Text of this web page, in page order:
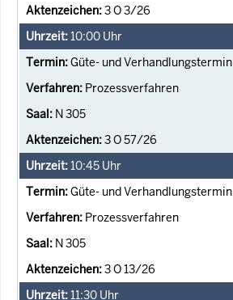
3 O 3/26
10:00 Uhr
Güte- und Verhandlungstermin
Prozessverfahren
N 305
3 O 57/26
10:45 Uhr
Güte- und Verhandlungstermin
Prozessverfahren
N 305
3 O 13/26
11:30 Uhr